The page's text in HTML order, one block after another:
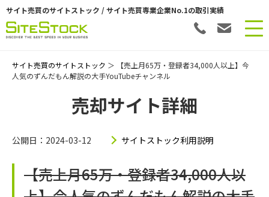
サイト売買のサイトストック / サイト売買専業企業No.1の取引実績
サイト売買のサイトストック ＞ 【売上月65万・登録者34,000人以上】今
人気のずんだもん解説の大手YouTubeチャンネル
売却サイト詳細
公開日：2024-03-12 サイトストック利用説明
【売上月65万・登録者34,000人以